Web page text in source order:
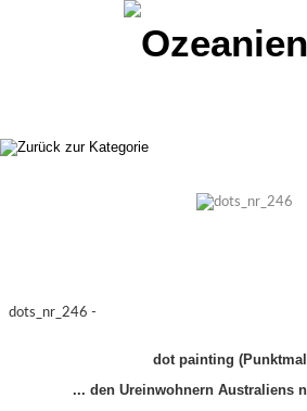
dots_nr_246 -
dot painting
... den Ureinwohnern Australiens